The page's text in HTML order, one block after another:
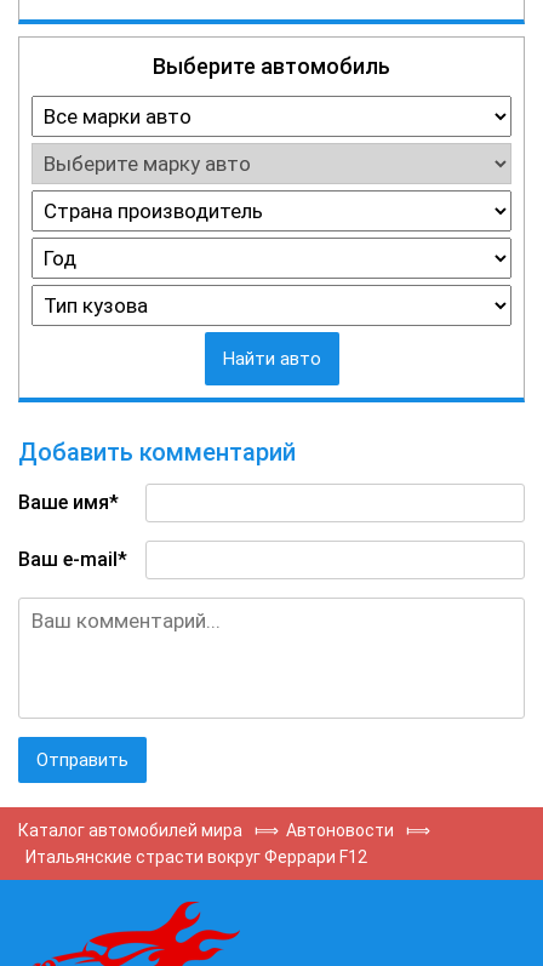
Выберите автомобиль
Найти авто
Добавить комментарий
Ваше имя*
Ваш e-mail*
Каталог автомобилей мира ⟾ Автоновости
⟾
Итальянские страсти вокруг Феррари F12